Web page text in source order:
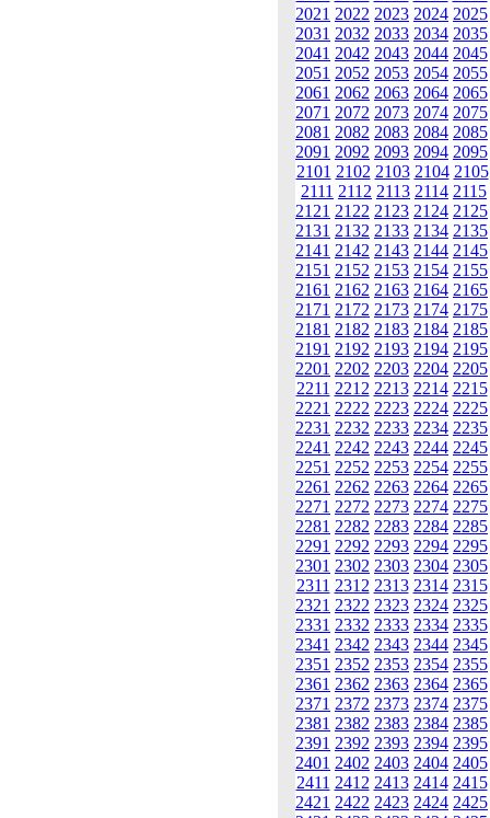
2021 2022 2023 2024 2025
2031 2032 2033 2034 2035
2041 2042 2043 2044 2045
2051 2052 2053 2054 2055
2061 2062 2063 2064 2065
2071 2072 2073 2074 2075
2081 2082 2083 2084 2085
2091 2092 2093 2094 2095
2101 2102 2103 2104 2105
2111 2112 2113 2114 2115
2121 2122 2123 2124 2125
2131 2132 2133 2134 2135
2141 2142 2143 2144 2145
2151 2152 2153 2154 2155
2161 2162 2163 2164 2165
2171 2172 2173 2174 2175
2181 2182 2183 2184 2185
2191 2192 2193 2194 2195
2201 2202 2203 2204 2205
2211 2212 2213 2214 2215
2221 2222 2223 2224 2225
2231 2232 2233 2234 2235
2241 2242 2243 2244 2245
2251 2252 2253 2254 2255
2261 2262 2263 2264 2265
2271 2272 2273 2274 2275
2281 2282 2283 2284 2285
2291 2292 2293 2294 2295
2301 2302 2303 2304 2305
2311 2312 2313 2314 2315
2321 2322 2323 2324 2325
2331 2332 2333 2334 2335
2341 2342 2343 2344 2345
2351 2352 2353 2354 2355
2361 2362 2363 2364 2365
2371 2372 2373 2374 2375
2381 2382 2383 2384 2385
2391 2392 2393 2394 2395
2401 2402 2403 2404 2405
2411 2412 2413 2414 2415
2421 2422 2423 2424 2425